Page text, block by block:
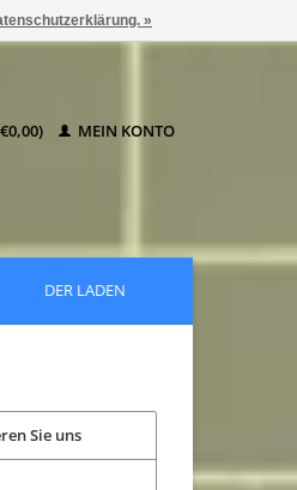
MEIN KONTO
DER LADEN
Sie uns
»